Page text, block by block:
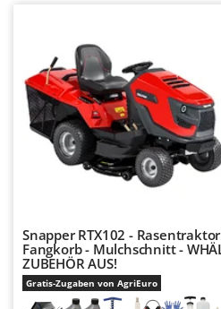
Minox
Mockmill
More than chef
MOSA
MOVA
N
New O.M.R.A.
Nilfisk
Snapper RTX102 -
Fangkorb - Mulchschnitt -
ZUBEHÖR AUS!
Gratis-Zugaben von AgriEuro